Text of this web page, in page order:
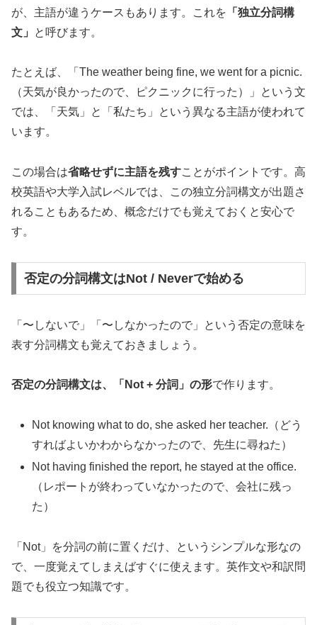
が、主語が違うケースもあります。これを 「独立分詞構
文」
と呼びます。
たとえば、「The weather being fine, we went for a picnic.
（天気が良かったので、ピクニックに行った）」という文
では、「天気」と「私たち」という異なる主語が使われて
います。
この場合は省略せずに主語を残すことがポイントです。高
校英語や大学入試レベルでは、この独立分詞構文が出題さ
れることもあるため、概念だけでも覚えておくと安心で
す。
否定の分詞構文はNot / Neverで始める
「〜しないで」「〜しなかったので」という否定の意味を
表す分詞構文も覚えておきましょう。
否定の分詞構文は、「Not + 分詞」の形で作ります。
Not knowing what to do, she asked her teacher.（どう
すればよいかわからなかったので、先生に尋ねた）
Not having finished the report, he stayed at the office.
（レポートが終わっていなかったので、会社に残っ
た）
「Not」を分詞の前に置くだけ、というシンプルな形なの
で、一度覚えてしまえばすぐに使えます。英作文や和訳問
題でも役立つ知識です。